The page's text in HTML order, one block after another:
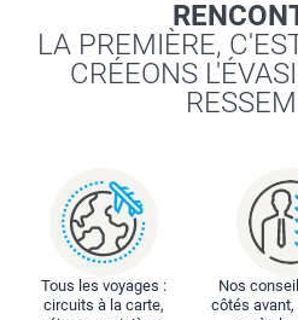
LA PREMIÈRE,
CRÉEONS
Tous les voyages :
circuits à la carte,
Nos
côtés